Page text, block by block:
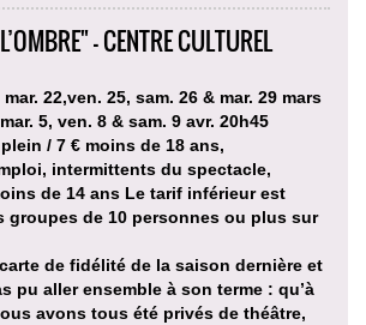
- CENTRE CULTUREL
22,ven. 25, sam. 26 & mar. 29 mars
5, ven. 8 & sam. 9 avr. 20h45
/ 7 € moins de 18 ans,
intermittents du spectacle,
de 14 ans Le tarif inférieur est
groupes de 10 personnes ou plus sur
de fidélité de la saison dernière et
pu aller ensemble à son terme : qu’à
avons tous été privés de théâtre,